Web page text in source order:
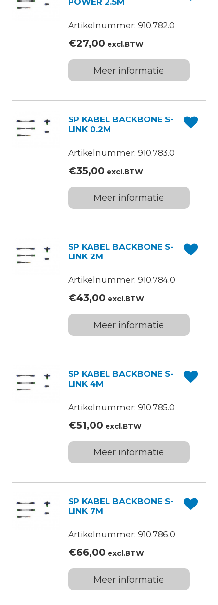
POWER 2.5M
Artikelnummer: 910.782.0
€27,00 excl.BTW
Meer informatie
SP KABEL BACKBONE S-
LINK 0.2M
Artikelnummer: 910.783.0
€35,00 excl.BTW
Meer informatie
SP KABEL BACKBONE S-
LINK 2M
Artikelnummer: 910.784.0
€43,00 excl.BTW
Meer informatie
SP KABEL BACKBONE S-
LINK 4M
Artikelnummer: 910.785.0
€51,00 excl.BTW
Meer informatie
SP KABEL BACKBONE S-
LINK 7M
Artikelnummer: 910.786.0
€66,00 excl.BTW
Meer informatie